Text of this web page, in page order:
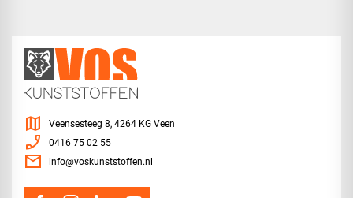
map Veensesteeg 8, 4264 KG Veen
phone_enabled 0416 75 02 55
mail info@voskunststoffen.nl